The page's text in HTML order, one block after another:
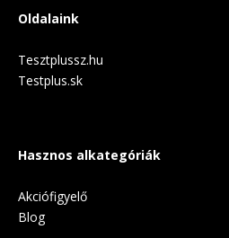
Oldalaink
Tesztplussz.hu
Testplus.sk
Hasznos alkategóriák
Akciófigyelő
Blog